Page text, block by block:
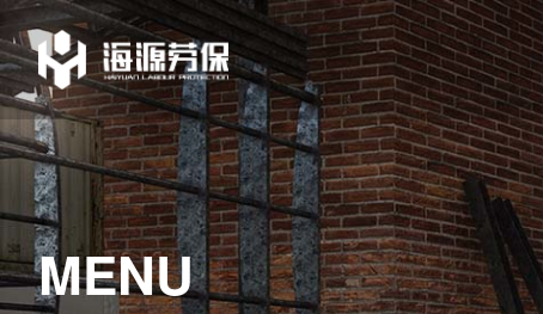
MENU